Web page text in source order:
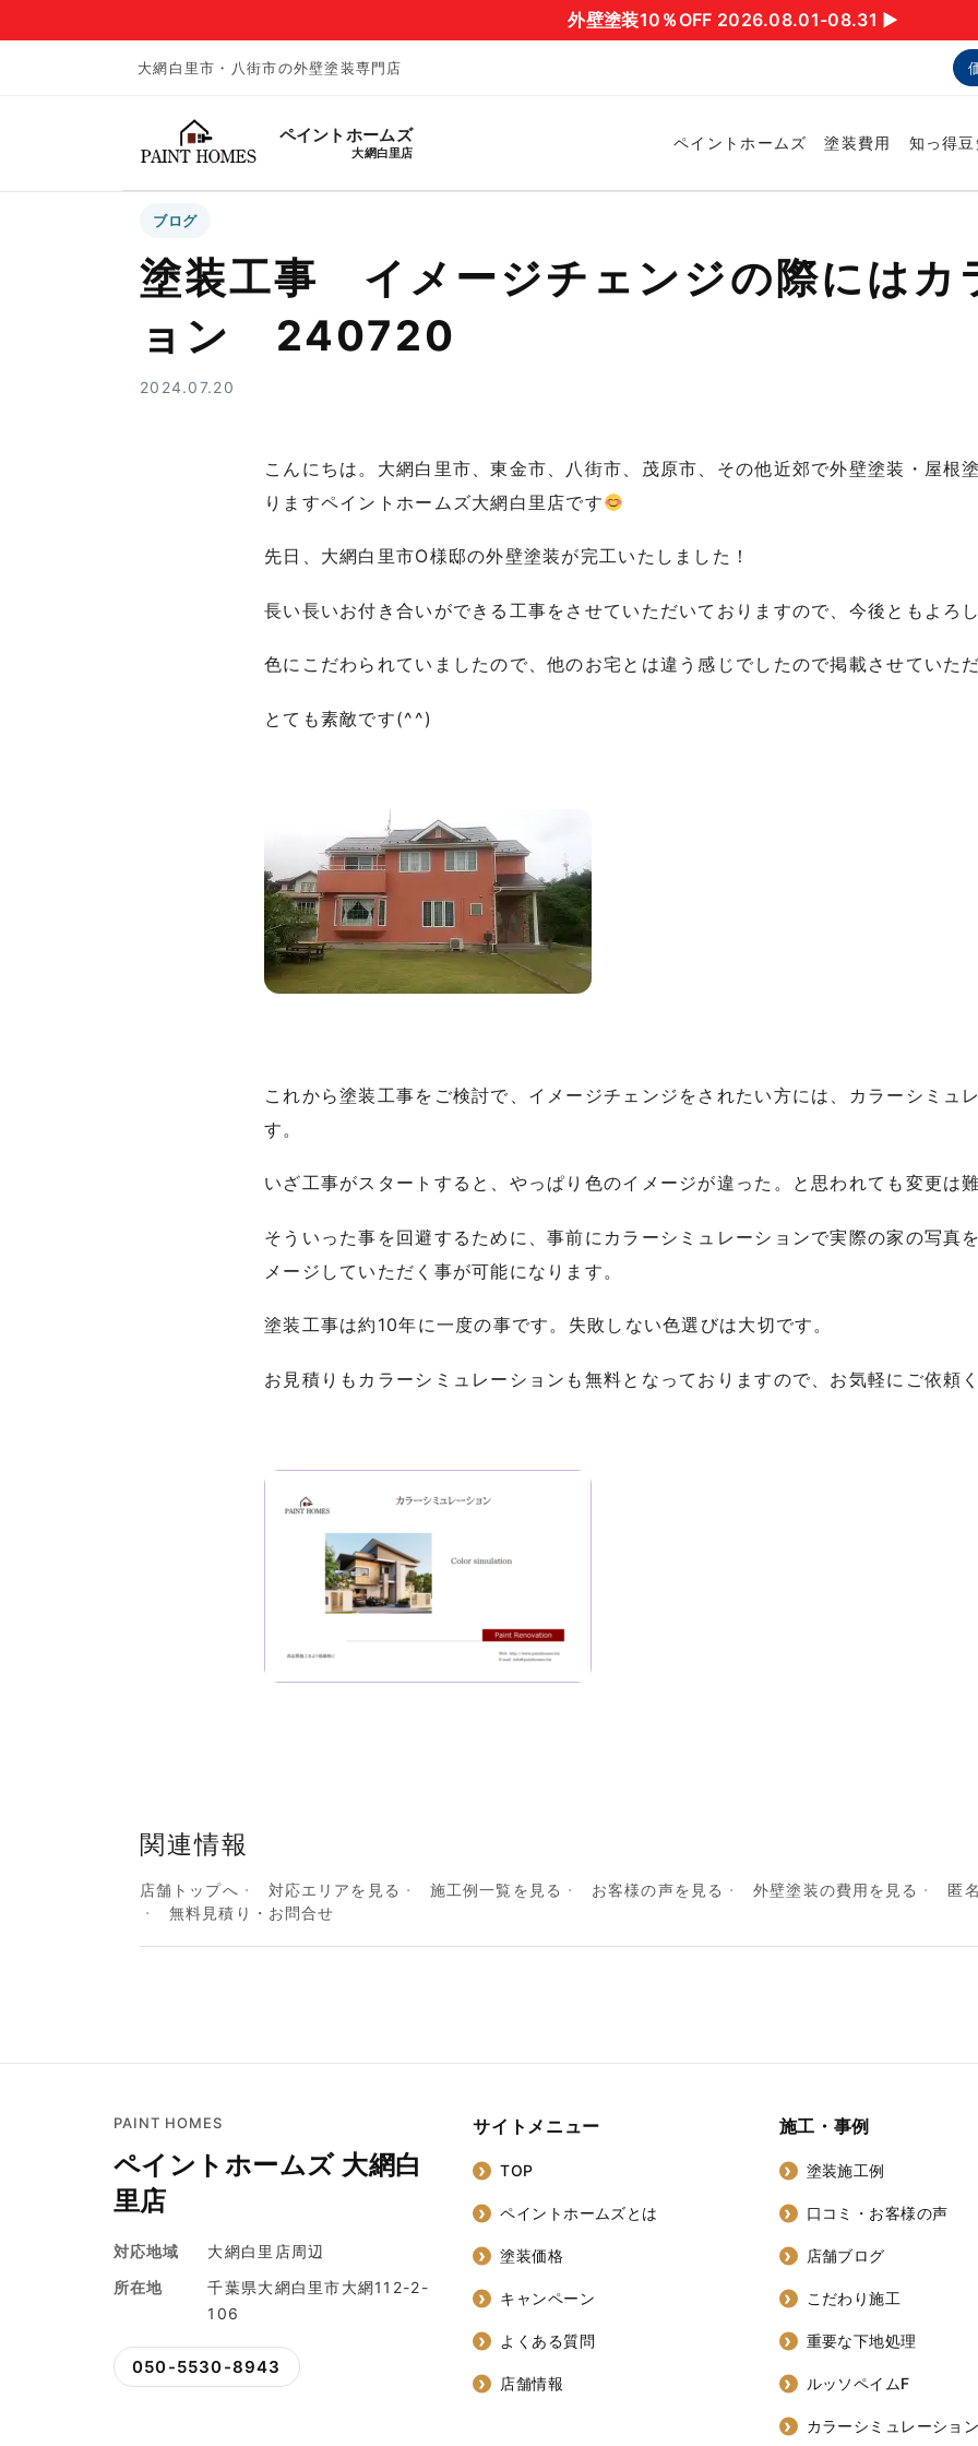
外壁塗装10％OFF 2026.08.01-08.31 ▶︎
大網白里市・八街市の外壁塗装専門店
ペイントホームズ
大網白里店
ペイントホームズ 塗装費用 知っ得
ブログ
塗装工事 イメージチェンジの際にはカ
ョン 240720
2024.07.20
こんにちは。大網白里市、東金市、八街市、茂原市、その他近郊で外壁塗装・屋根
りますペイントホームズ大網白里店です
先日、大網白里市O様邸の外壁塗装が完工いたしました！
長い長いお付き合いができる工事をさせていただいておりますので、今後ともよろ
色にこだわられていましたので、他のお宅とは違う感じでしたので掲載させていただ
とても素敵です(^^)
これから塗装工事をご検討で、イメージチェンジをされたい方には、カラーシミュ
す。
いざ工事がスタートすると、やっぱり色のイメージが違った。と思われても変更は
そういった事を回避するために、事前にカラーシミュレーションで実際の家の写真
メージしていただく事が可能になります。
塗装工事は約10年に一度の事です。失敗しない色選びは大切です。
お見積りもカラーシミュレーションも無料となっておりますので、お気軽にご依頼
関連情報
店舗トップへ 対応エリアを見る 施工例一覧を見る お客様の声を見る 外壁塗装の費用を見る
匿
無料見積り・お問合せ
PAINT HOMES
ペイントホームズ 大網白
里店
対応地域
大網白里店周辺
所在地
千葉県大網白里市大網112-2-
106
050-5530-8943
サイトメニュー
TOP
ペイントホームズとは
塗装価格
キャンペーン
よくある質問
店舗情報
施工・事例
塗装施工例
口コミ・お客様の声
店舗ブログ
こだわり施工
重要な下地処理
ルッソペイムF
カラーシミュレーション